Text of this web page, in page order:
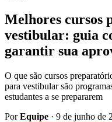
Melhores cursos
vestibular: guia
garantir sua
O que são cursos
para vestibular são
estudantes a se prepararem
PorEquipe · 9 de junho de